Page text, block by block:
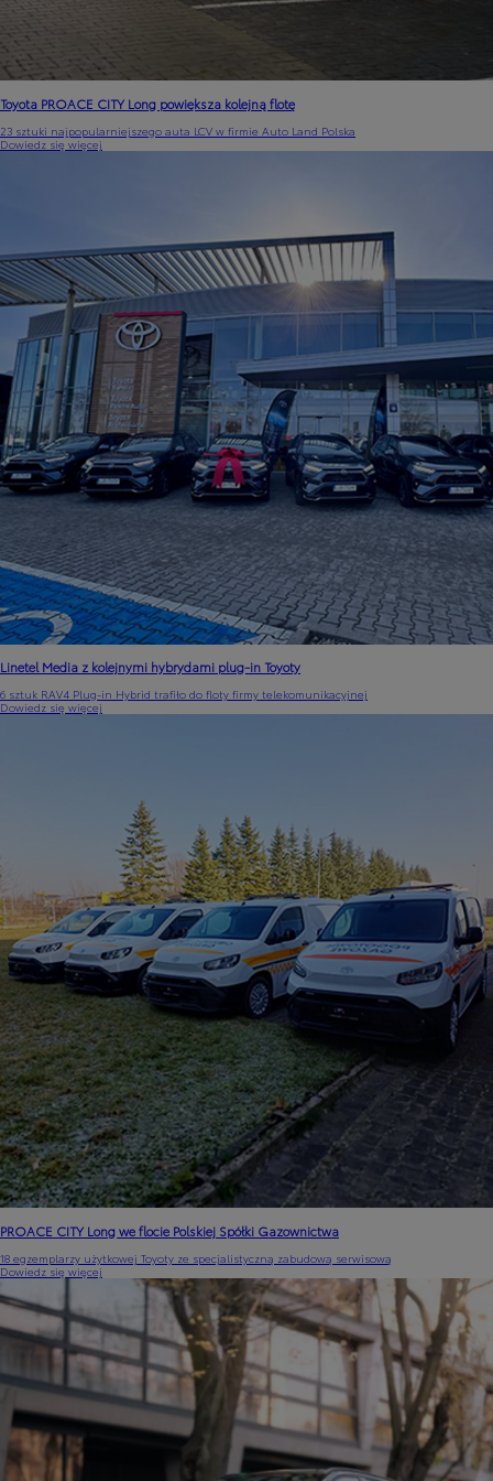
Toyota PROACE CITY Long powiększa kolejną flotę
23 sztuki najpopularniejszego auta LCV w firmie Auto Land Polska
Dowiedz się więcej
Linetel Media z kolejnymi hybrydami plug-in Toyoty
6 sztuk RAV4 Plug-in Hybrid trafiło do floty firmy telekomunikacyjnej
Dowiedz się więcej
PROACE CITY Long we flocie Polskiej Spółki Gazownictwa
18 egzemplarzy użytkowej Toyoty ze specjalistyczną zabudową serwisową
Dowiedz się więcej